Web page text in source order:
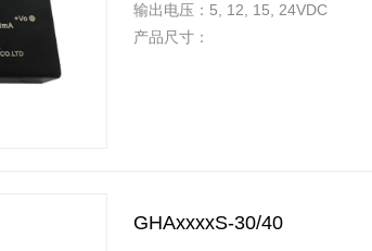
输出电压：5, 12, 15, 24VDC
产品尺寸：
GHAxxxxS-30/40